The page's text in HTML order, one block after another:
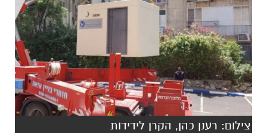
צילום: רענן כהן, הקרן לידידות